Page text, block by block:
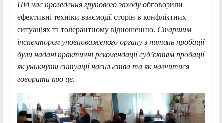
Під час проведення групового заходу обговорили
ефективні техніки взаємодії сторін в конфліктних
ситуаціях та толерантному відношенню. Старшим
інспектором уповноваженого органу з питань пробації
були надані практичні рекомендації суб’єктам пробації
як уникнути ситуації насильства та як навчитися
говорити про це.